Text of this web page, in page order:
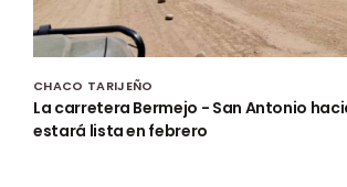
CHACO TARIJEÑO
La carretera Bermejo - San Antonio
estará lista en febrero